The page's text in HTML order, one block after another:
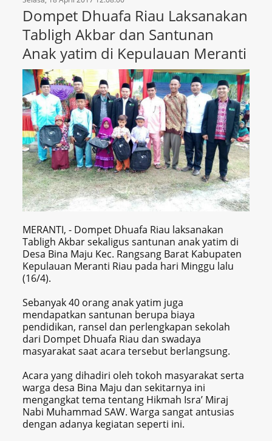
Dompet Dhuafa Riau Laksanakan
Tabligh Akbar dan Santunan
Anak yatim di Kepulauan Meranti
MERANTI, - Dompet Dhuafa Riau laksanakan
Tabligh Akbar sekaligus santunan anak yatim di
Desa Bina Maju Kec. Rangsang Barat Kabupaten
Kepulauan Meranti Riau pada hari Minggu lalu
(16/4).
Sebanyak 40 orang anak yatim juga
mendapatkan santunan berupa biaya
pendidikan, ransel dan perlengkapan sekolah
dari Dompet Dhuafa Riau dan swadaya
masyarakat saat acara tersebut berlangsung.
Acara yang dihadiri oleh tokoh masyarakat serta
warga desa Bina Maju dan sekitarnya ini
mengangkat tema tentang Hikmah Isra’ Miraj
Nabi Muhammad SAW. Warga sangat antusias
dengan adanya kegiatan seperti ini.